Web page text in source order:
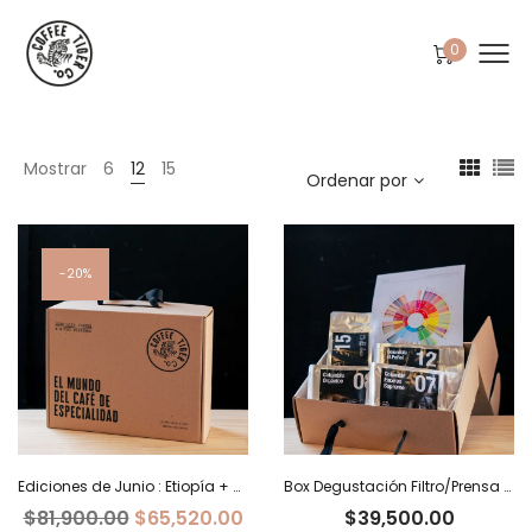
0
Mostrar 6 12 15 Ordenar por
20%
Ediciones de Junio : Etiopía + Burundi+ Costa Rica
$81,900.00 El
$65,520.00El
Box Degustación Filtro/Prensa – 400 g
$39,500.00